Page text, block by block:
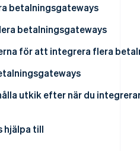
betalningsgateways
betalningsgateways
för att integrera flera
utkik efter när du
hjälpa till